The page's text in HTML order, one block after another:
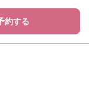
約する